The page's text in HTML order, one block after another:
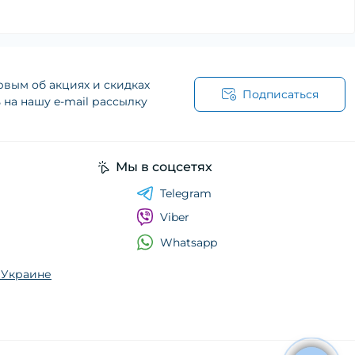
об акциях и скидках
нашу e-mail рассылку
Подписаться
Украине
Мы в соцсетях
Telegram
Viber
Whatsapp